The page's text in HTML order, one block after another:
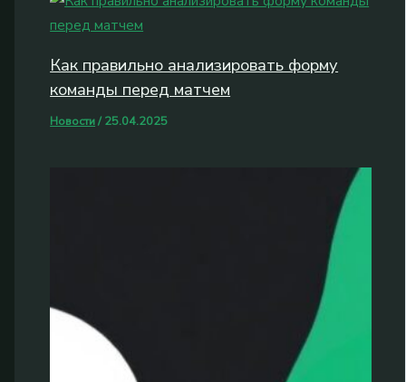
Как правильно анализировать форму
команды перед матчем
Новости/ 25.04.2025